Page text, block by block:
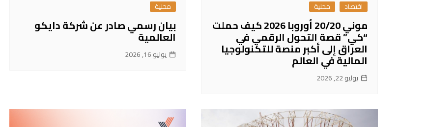
اقتصاد محلية
موني 20/20 أوروبا 2026 كيف حملت
“كي” قصة التحول الرقمي في
العراق إلى أكبر منصة للتكنولوجيا
المالية في العالم
يوليو 22, 2026
محلية
بيان رسمي صادر عن شركة دايكو
العالمية
يوليو 16, 2026